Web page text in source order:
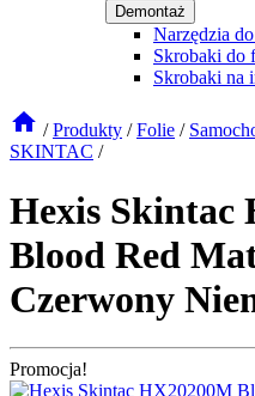
Demontaż
Narzędzia
Skrobaki do
Skrobaki na
/ Produkty / Folie /
SKINTAC /
Hexis Skintac
Blood Red
Czerwony
Promocja!